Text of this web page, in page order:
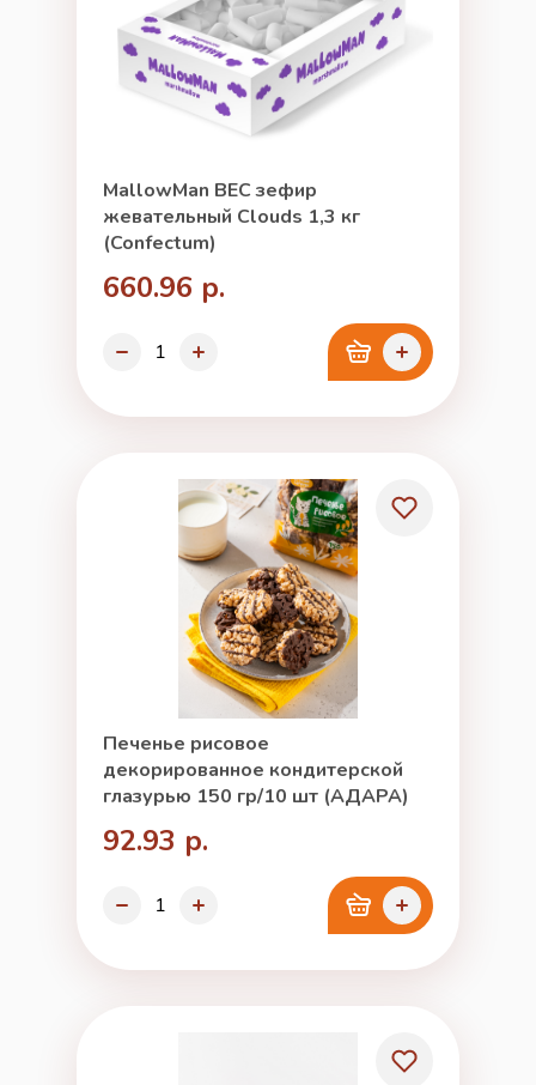
MallowMan ВЕС зефир
жевательный Clouds 1,3 кг
(Confectum)
660.96 р.
Печенье рисовое
декорированное кондитерской
глазурью 150 гр/10 шт (АДАРА)
92.93 р.